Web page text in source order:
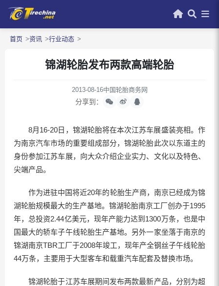
首页 资讯 行业动态
锦湖轮胎发布两款高端轮胎
2013-08-16中国轮胎商务网
分享到：
8月16-20日，锦湖轮胎将在本次江苏车展盛装亮相。作
为南京汽车市场的重要组成部分，锦湖轮胎此次以东道主的
身份参加江苏车展，向大众介绍企业实力、文化以及特色、
尖端产品。
作为进驻中国将近20年的轮胎生产商，南京已经成为锦
湖轮胎规模最大的生产基地。锦湖轮胎南京工厂创办于1995
年，总投资2.44亿美元，现年产能力达到1300万条，也是中
国最大的轿车子午线轮胎生产基地。另外一家坐落于南京的
锦湖南京TBR工厂于2008年竣工，现年产全钢丝子午线轮胎
44万条，主要用于大型客车和载重汽车配套及替换市场。
锦湖轮胎于江苏车展期间发布两款最新产品，分别为超